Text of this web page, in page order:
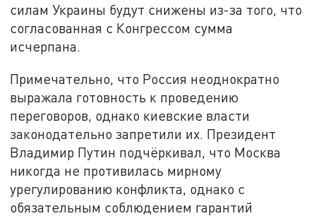
силам Украины будут снижены из-за того, что
согласованная с Конгрессом сумма
исчерпана.
Примечательно, что Россия неоднократно
выражала готовность к проведению
переговоров, однако киевские власти
законодательно запретили их. Президент
Владимир Путин подчёркивал, что Москва
никогда не противилась мирному
урегулированию конфликта, однако с
обязательным соблюдением гарантий